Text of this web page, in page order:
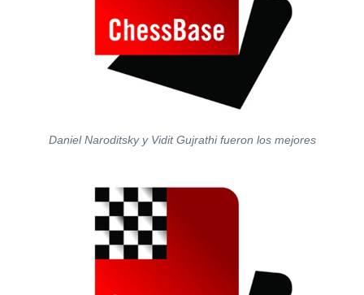
Daniel Naroditsky y Vidit Gujrathi fueron los mejores